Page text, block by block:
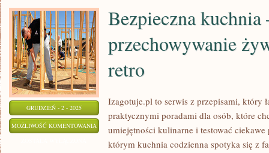
GRUDZIEŃ - 2 - 2025
MOŻLIWOŚĆ KOMENTOWANIA
KUCHNIA
Bezpieczna
przechowywanie
retro
Izagotuje.pl to serwis z przepisami, który
praktycznymi poradami dla osób, które
umiejętności kulinarne i testować
którym kuchnia codzienna spotyka się z